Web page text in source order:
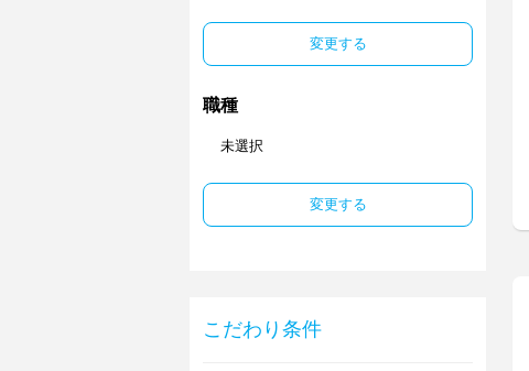
変更する
職種
未選択
変更する
こだわり条件